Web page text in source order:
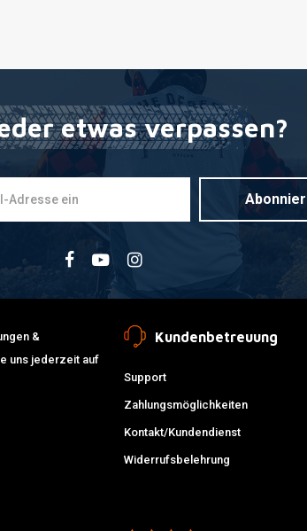
etwas verpassen?
&
uns jederzeit auf
Kundenbetreuung
Support
Zahlungsmöglichkeiten
Kontakt/Kundendienst
Widerrufsbelehrung